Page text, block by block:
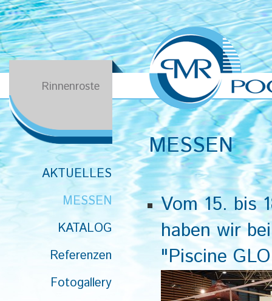
Rinnenroste
AKTUELLES
MESSEN
KATALOG
Referenzen
Fotogallery
MESSEN
Vom 15. bis
haben wir
"Piscine